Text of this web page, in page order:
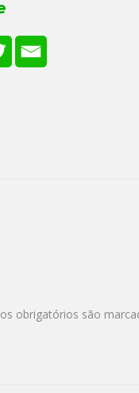
obrigatórios são